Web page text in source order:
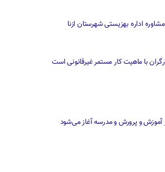
اداره بهزیستی شهرستان ازنا
با ماهیت کار مستمر غیرقانونی است
و پرورش و مدرسه آغاز می‌شود